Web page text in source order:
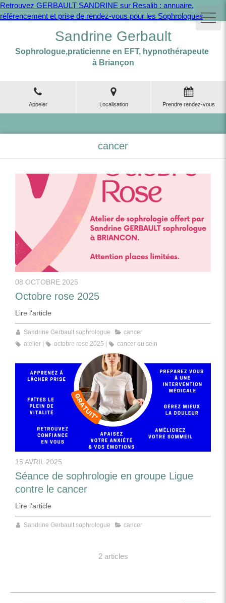
Retrouvez GERBAULT SANDRINE sur Resalib : annuaire,
référencement et prise de rendez-vous pour les Sophrologues
Sandrine Gerbault
Sophrologue,praticienne en EFT, hypnothérapeute
à Briançon
Appeler Localisation Prendre rendez-vous
cancer
08 OCTOBRE 2025
Octobre rose 2025
Lire l'article
Sandrine Gerbault sophrologue
cancer
atelier
octobre rose 2025 cancer du sein
15 AVRIL 2025
Séance de sophrologie en groupe Ligue
contre le cancer
Lire l'article
Sandrine Gerbault sophrologue cancer
2 articles